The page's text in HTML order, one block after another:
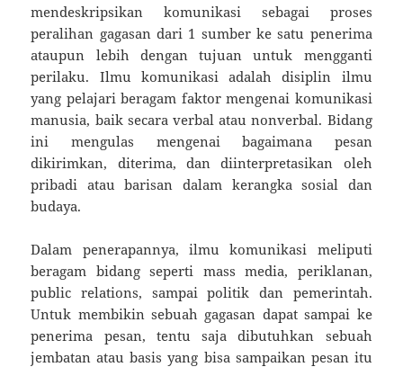
mendeskripsikan komunikasi sebagai proses
peralihan gagasan dari 1 sumber ke satu penerima
ataupun lebih dengan tujuan untuk mengganti
perilaku. Ilmu komunikasi adalah disiplin ilmu
yang pelajari beragam faktor mengenai komunikasi
manusia, baik secara verbal atau nonverbal. Bidang
ini mengulas mengenai bagaimana pesan
dikirimkan, diterima, dan diinterpretasikan oleh
pribadi atau barisan dalam kerangka sosial dan
budaya.
Dalam penerapannya, ilmu komunikasi meliputi
beragam bidang seperti mass media, periklanan,
public relations, sampai politik dan pemerintah.
Untuk membikin sebuah gagasan dapat sampai ke
penerima pesan, tentu saja dibutuhkan sebuah
jembatan atau basis yang bisa sampaikan pesan itu